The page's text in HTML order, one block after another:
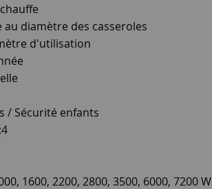
diamètre des casseroles
d'utilisation
/ Sécurité enfants
1600, 2200, 2800, 3500, 6000, 7200 W